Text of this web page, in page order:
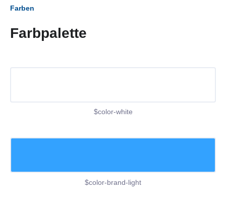
Farben
Farbpalette
$color-white
$color-brand-light